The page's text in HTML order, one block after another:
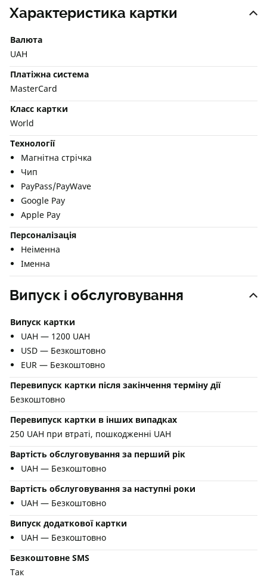
Характеристика картки
Валюта
UAH
Платіжна система
MasterCard
Класс картки
World
Технології
Магнітна стрічка
Чип
PayPass/PayWave
Google Pay
Apple Pay
Персоналізація
Неіменна
Іменна
Випуск і обслуговування
Випуск картки
UAH — 1200 UAH
USD — Безкоштовно
EUR — Безкоштовно
Перевипуск картки після закінчення терміну дії
Безкоштовно
Перевипуск картки в інших випадках
250 UAH при втраті, пошкодженні UAH
Вартість обслуговування за перший рік
UAH — Безкоштовно
Вартість обслуговування за наступні роки
UAH — Безкоштовно
Випуск додаткової картки
UAH — Безкоштовно
Безкоштовне SMS
Так